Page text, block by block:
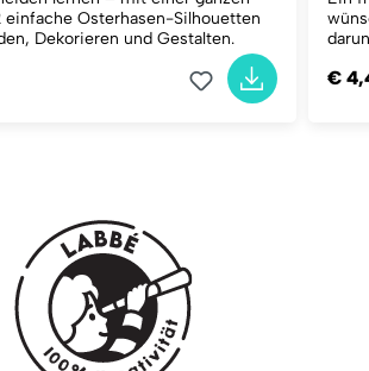
einfache Osterhasen-Silhouetten
Dekorieren und Gestalten.
€